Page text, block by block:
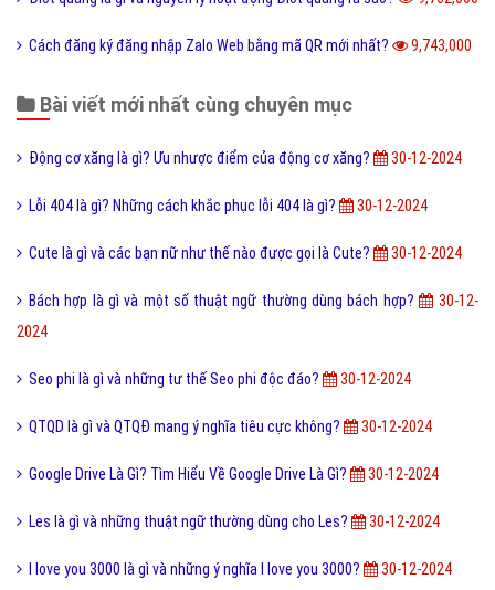
Cách đăng ký đăng nhập Zalo Web bằng mã QR mới nhất? 9,743,000
Bài viết mới nhất cùng chuyên mục
Động cơ xăng là gì? Ưu nhược điểm của động cơ xăng? 30-12-2024
Lỗi 404 là gì? Những cách khắc phục lỗi 404 là gì? 30-12-2024
Cute là gì và các bạn nữ như thế nào được gọi là Cute? 30-12-2024
Bách hợp là gì và một số thuật ngữ thường dùng bách hợp?
30-12-
2024
Seo phi là gì và những tư thế Seo phi độc đáo? 30-12-2024
QTQD là gì và QTQĐ mang ý nghĩa tiêu cực không? 30-12-2024
Google Drive Là Gì? Tìm Hiểu Về Google Drive Là Gì? 30-12-2024
Les là gì và những thuật ngữ thường dùng cho Les? 30-12-2024
I love you 3000 là gì và những ý nghĩa I love you 3000? 30-12-2024